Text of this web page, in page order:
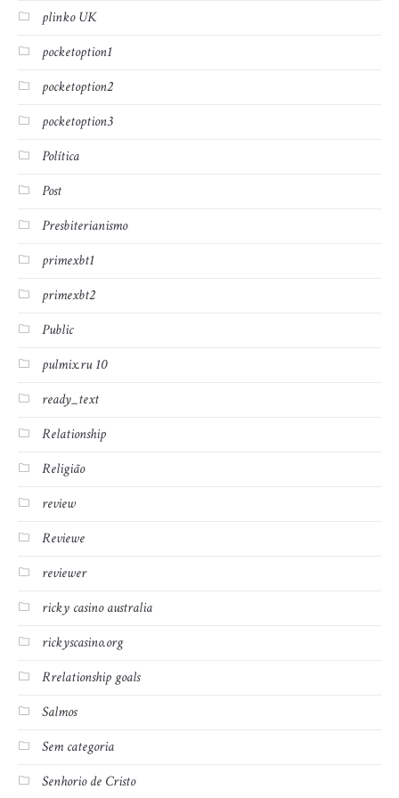
plinko UK
pocketoption1
pocketoption2
pocketoption3
Política
Post
Presbiterianismo
primexbt1
primexbt2
Public
pulmix.ru 10
ready_text
Relationship
Religião
review
Reviewe
reviewer
ricky casino australia
rickyscasino.org
Rrelationship goals
Salmos
Sem categoria
Senhorio de Cristo